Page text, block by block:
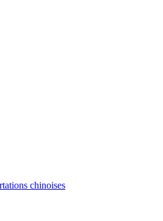
chinoises